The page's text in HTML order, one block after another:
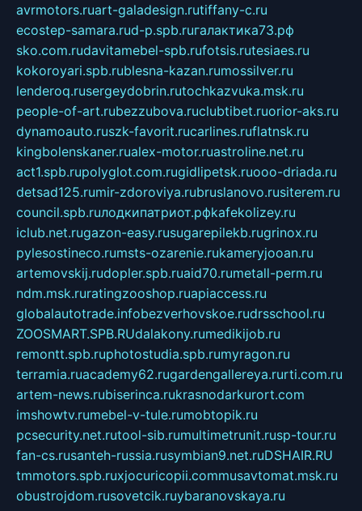
avrmotors.ruart-galadesign.rutiffany-c.ru
ecostep-samara.rud-p.spb.ruгалактика73.рф
sko.com.rudavitamebel-spb.rufotsis.rutesiaes.ru
kokoroyari.spb.rublesna-kazan.rumossilver.ru
lenderoq.rusergeydobrin.rutochkazvuka.msk.ru
people-of-art.rubezzubova.ruclubtibet.ruorior-aks.ru
dynamoauto.ruszk-favorit.rucarlines.ruflatnsk.ru
kingbolenskaner.rualex-motor.ruastroline.net.ru
act1.spb.rupolyglot.com.rugidlipetsk.ruooo-driada.ru
detsad125.rumir-zdoroviya.rubruslanovo.rusiterem.ru
council.spb.ruлодкипатриот.рфkafekolizey.ru
iclub.net.rugazon-easy.rusugarepilekb.rugrinox.ru
pylesostineco.rumsts-ozarenie.rukameryjooan.ru
artemovskij.rudopler.spb.ruaid70.rumetall-perm.ru
ndm.msk.ruratingzooshop.ruapiaccess.ru
globalautotrade.infobezverhovskoe.rudrsschool.ru
ZOOSMART.SPB.RUdalakony.rumedikijob.ru
remontt.spb.ruphotostudia.spb.rumyragon.ru
terramia.ruacademy62.rugardengallereya.rurti.com.ru
artem-news.rubiserinca.rukrasnodarkurort.com
imshowtv.rumebel-v-tule.rumobtopik.ru
pcsecurity.net.rutool-sib.rumultimetrunit.rusp-tour.ru
fan-cs.rusanteh-russia.rusymbian9.net.ruDSHAIR.RU
tmmotors.spb.ruxjocuricopii.commusavtomat.msk.ru
obustrojdom.rusovetcik.ruybaranovskaya.ru